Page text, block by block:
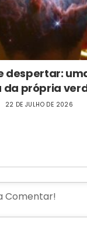
despertar:
da própria
22 DE JULHO DE 2026